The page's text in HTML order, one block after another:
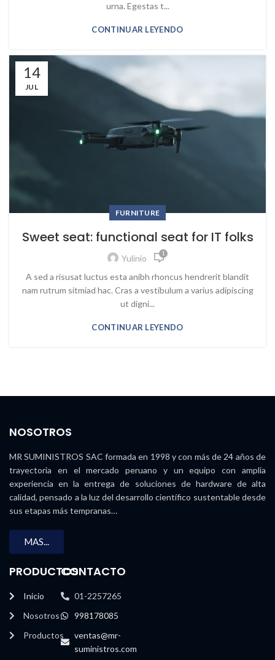
urna. Egestas t...
CONTINUAR LEYENDO
14
JUL
FURNITURE
Sweet seat: functional seat for IT folks
Yulinio 1
A sed a risusat luctus esta anibh rhoncus hendrerit blandit
nam rutrum sitmiad hac. Cras a vestibulum a varius adipiscing
ut digni...
CONTINUAR LEYENDO
NOSOTROS
MR SUMINISTROS SAC formada en 1998 y con más de 24 años de
trayectoria en el mercado peruano y un equipo con amplia
experiencia en la entrega de soluciones de hardware de alta
calidad, pensado a la luz del desarrollo científico sustentable desde
sus etapas más tempranas…
MAS...
PRODUCTOS
Inicio
Nosotros
Productos
CONTACTO
01-2257265
998178085
ventas@mr-
suministros.com